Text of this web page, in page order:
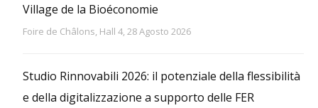
Village de la Bioéconomie
Foire de Châlons, Hall 4, 28 Agosto 2026
Studio Rinnovabili 2026: il potenziale della flessibilità
e della digitalizzazione a supporto delle FER